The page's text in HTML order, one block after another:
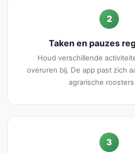
2
Taken en pauzes
Houd verschillende
overuren bij. De app past zich
agrarische roosters
3